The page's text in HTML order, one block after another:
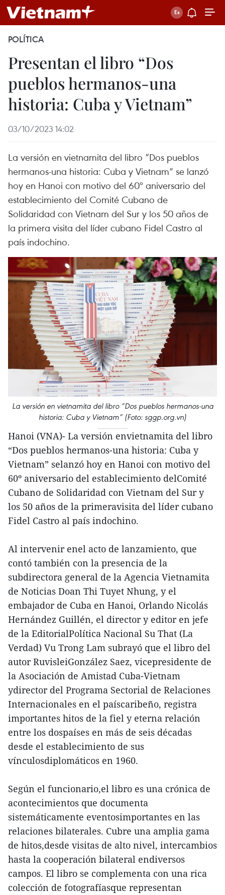
POLÍTICA
Presentan el libro “Dos
pueblos hermanos-una
historia: Cuba y Vietnam”
03/10/2023 14:02
La versión en vietnamita del libro “Dos pueblos
hermanos-una historia: Cuba y Vietnam” se lanzó
hoy en Hanoi con motivo del 60º aniversario del
establecimiento del Comité Cubano de
Solidaridad con Vietnam del Sur y los 50 años de
la primera visita del líder cubano Fidel Castro al
país indochino.
La versión en vietnamita del libro “Dos pueblos hermanos-una
historia: Cuba y Vietnam” (Foto: sggp.org.vn)
Hanoi (VNA)- La versión envietnamita del libro
“Dos pueblos hermanos-una historia: Cuba y
Vietnam” selanzó hoy en Hanoi con motivo del
60º aniversario del establecimiento delComité
Cubano de Solidaridad con Vietnam del Sur y
los 50 años de la primeravisita del líder cubano
Fidel Castro al país indochino.
Al intervenir enel acto de lanzamiento, que
contó también con la presencia de la
subdirectora general de la Agencia Vietnamita
de Noticias Doan Thi Tuyet Nhung, y el
embajador de Cuba en Hanoi, Orlando Nicolás
Hernández Guillén, el director y editor en jefe
de la EditorialPolítica Nacional Su That (La
Verdad) Vu Trong Lam subrayó que el libro del
autor RuvisleiGonzález Saez, vicepresidente de
la Asociación de Amistad Cuba-Vietnam
ydirector del Programa Sectorial de Relaciones
Internacionales en el paíscaribeño, registra
importantes hitos de la fiel y eterna relación
entre los dospaíses en más de seis décadas
desde el establecimiento de sus
vínculosdiplomáticos en 1960.
Según el funcionario,el libro es una crónica de
acontecimientos que documenta
sistemáticamente eventosimportantes en las
relaciones bilaterales. Cubre una amplia gama
de hitos,desde visitas de alto nivel, intercambios
hasta la cooperación bilateral endiversos
campos. El libro se complementa con una rica
colección de fotografíasque representan